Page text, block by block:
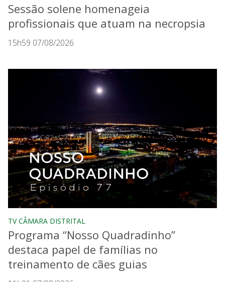
Sessão solene homenageia
profissionais que atuam na necropsia
15h59 07/08/2026
TV CÂMARA DISTRITAL
Programa “Nosso Quadradinho”
destaca papel de famílias no
treinamento de cães guias